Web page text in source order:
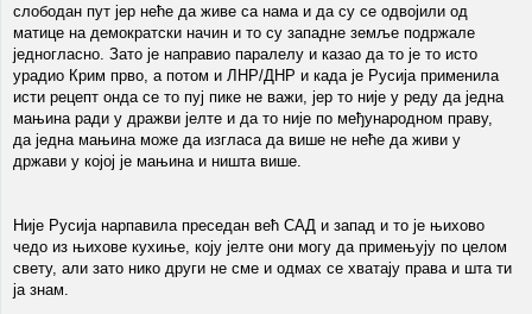
слободан пут јер неће да живе са нама и да су се одвојили од
матице на демократски начин и то су западне земље подржале
једногласно. Зато је направио паралелу и казао да то је то исто
урадио Крим прво, а потом и ЛНР/ДНР и када је Русија применила
исти рецепт онда се то пуј пике не важи, јер то није у реду да једна
мањина ради у дражви јелте и да то није по међународном праву,
да једна мањина може да изгласа да више не неће да живи у
држави у којој је мањина и ништа више.
Није Русија нарпавила преседан већ САД и запад и то је њихово
чедо из њихове кухиње, коју јелте они могу да примењују по целом
свету, али зато нико други не сме и одмах се хватају права и шта ти
ја знам.